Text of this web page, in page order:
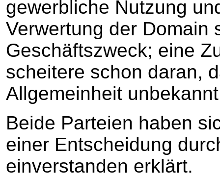
gewerbliche Nutzung
Verwertung der Domain
Geschäftszweck; eine
scheitere schon daran,
Allgemeinheit
Beide Parteien haben
einer Entscheidung
einverstanden erklärt.